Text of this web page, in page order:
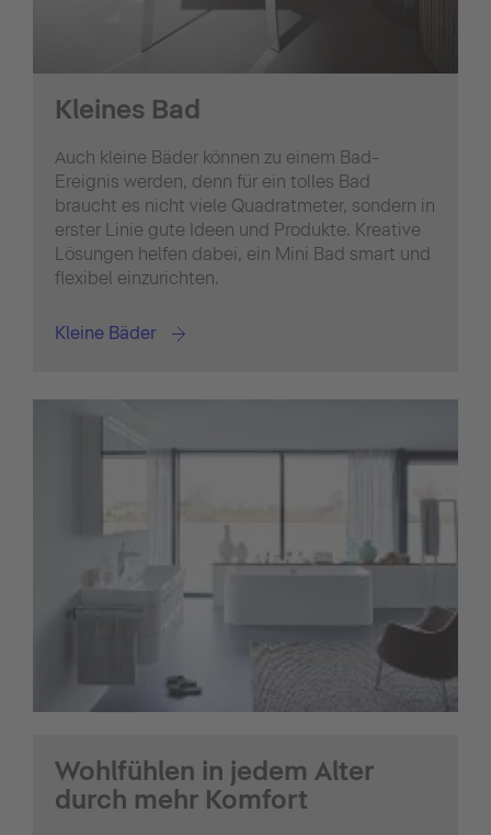
Kleines Bad
Auch kleine Bäder können zu einem Bad-
Ereignis werden, denn für ein tolles Bad
braucht es nicht viele Quadratmeter, sondern in
erster Linie gute Ideen und Produkte. Kreative
Lösungen helfen dabei, ein Mini Bad smart und
flexibel einzurichten.
Kleine Bäder
Wohlfühlen in jedem Alter
durch mehr Komfort